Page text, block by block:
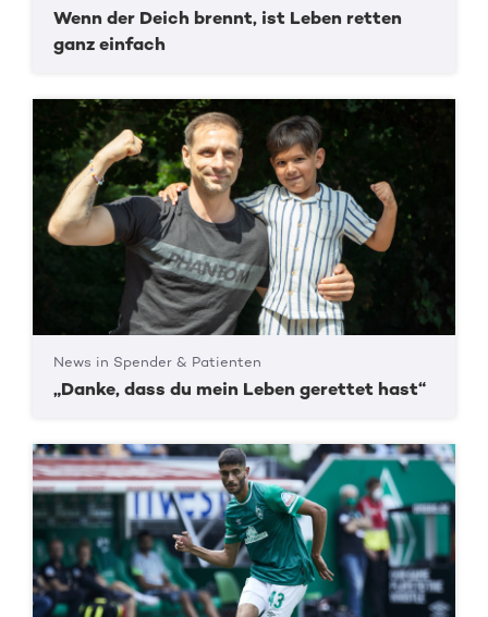
Wenn der Deich brennt, ist Leben retten
ganz einfach
News in Spender & Patienten
„Danke, dass du mein Leben gerettet hast“